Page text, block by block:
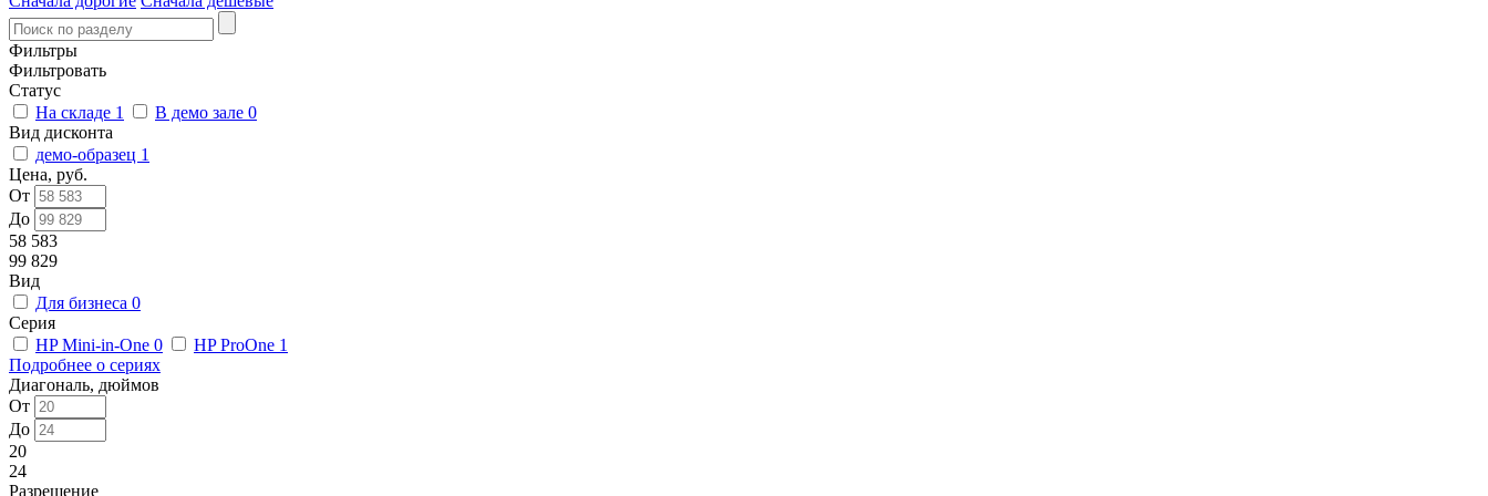
Фильтры
Фильтровать
Статус
На складе 1 В демо зале 0
Вид дисконта
демо-образец 1
Цена, руб.
От
До
58 583
99 829
Вид
Для бизнеса 0
Серия
HP Mini-in-One 0 HP ProOne 1
Подробнее о сериях
Диагональ, дюймов
От
До
20
24
Разрешение